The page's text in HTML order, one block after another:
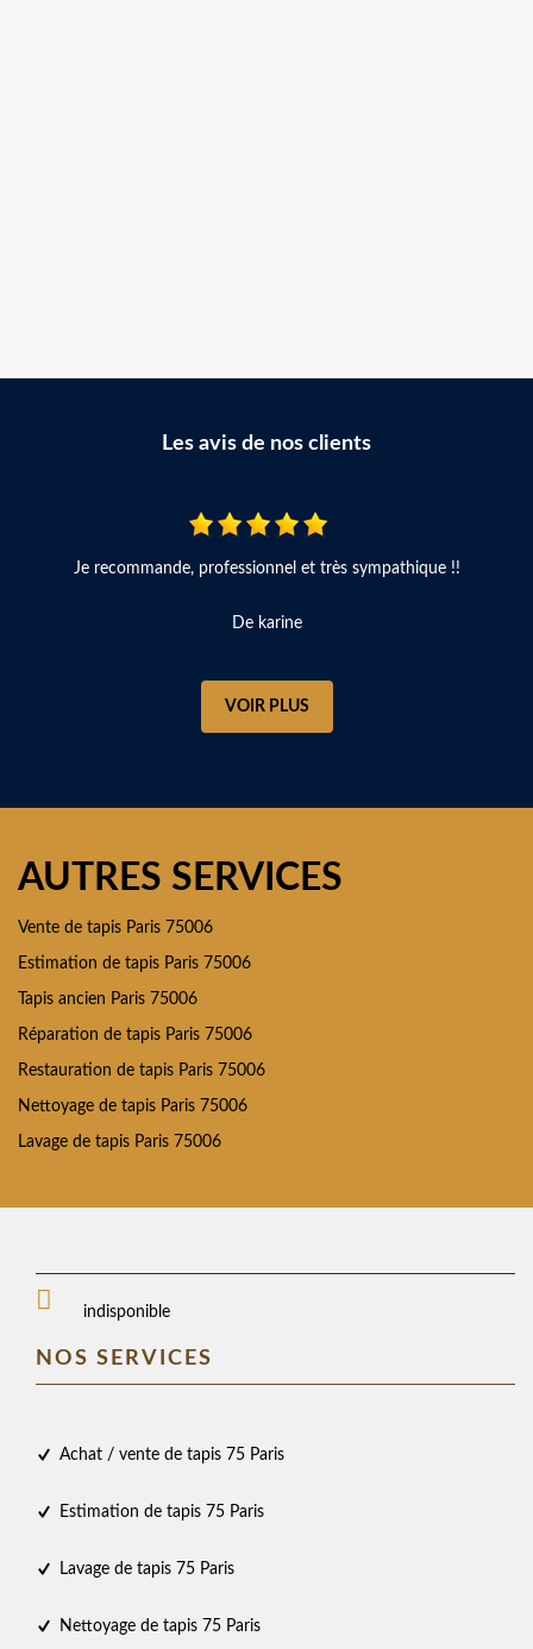
Les avis de nos clients
Je recommande, professionnel et très sympathique !!
De karine
VOIR PLUS
AUTRES SERVICES
Vente de tapis Paris 75006
Estimation de tapis Paris 75006
Tapis ancien Paris 75006
Réparation de tapis Paris 75006
Restauration de tapis Paris 75006
Nettoyage de tapis Paris 75006
Lavage de tapis Paris 75006
indisponible
NOS SERVICES
Achat / vente de tapis 75 Paris
Estimation de tapis 75 Paris
Lavage de tapis 75 Paris
Nettoyage de tapis 75 Paris